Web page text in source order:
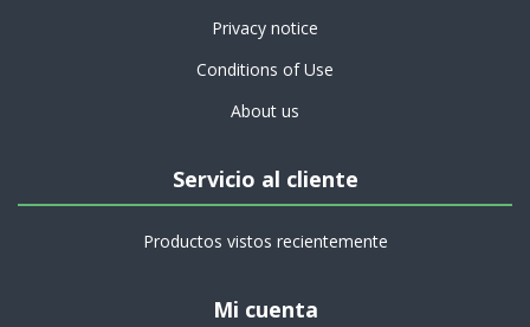
Privacy notice
Conditions of Use
About us
Servicio al cliente
Productos vistos recientemente
Mi cuenta